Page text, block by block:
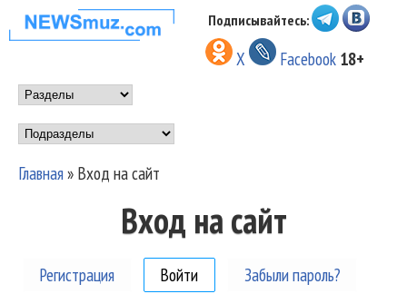
Перейти к основному
содержанию
НОВОСТИ
МУЗЫКИ И
ШОУ БИЗНЕСА
NEWSMUZ.COM
Подписывайтесь:
X Facebook 18+
Main menu
Подразделы
Вы здесь
Главная» Вход на сайт
Вход на сайт
Регистрация Войти (активная вкладка)
Забыли пароль?